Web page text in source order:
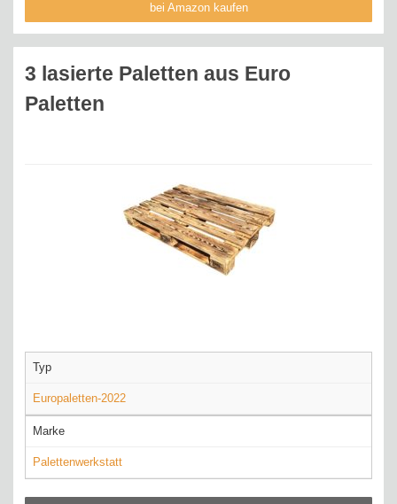
bei Amazon kaufen
3 lasierte Paletten aus Euro
Paletten
Typ
Europaletten-2022
Marke
Palettenwerkstatt